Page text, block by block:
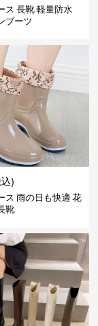
ス 長靴 軽量防水
ブーツ
)
ス 雨の日も快適 花
靴